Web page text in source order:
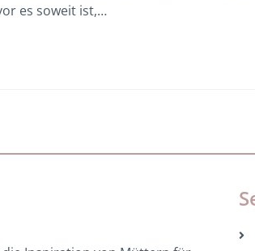
es soweit ist,…